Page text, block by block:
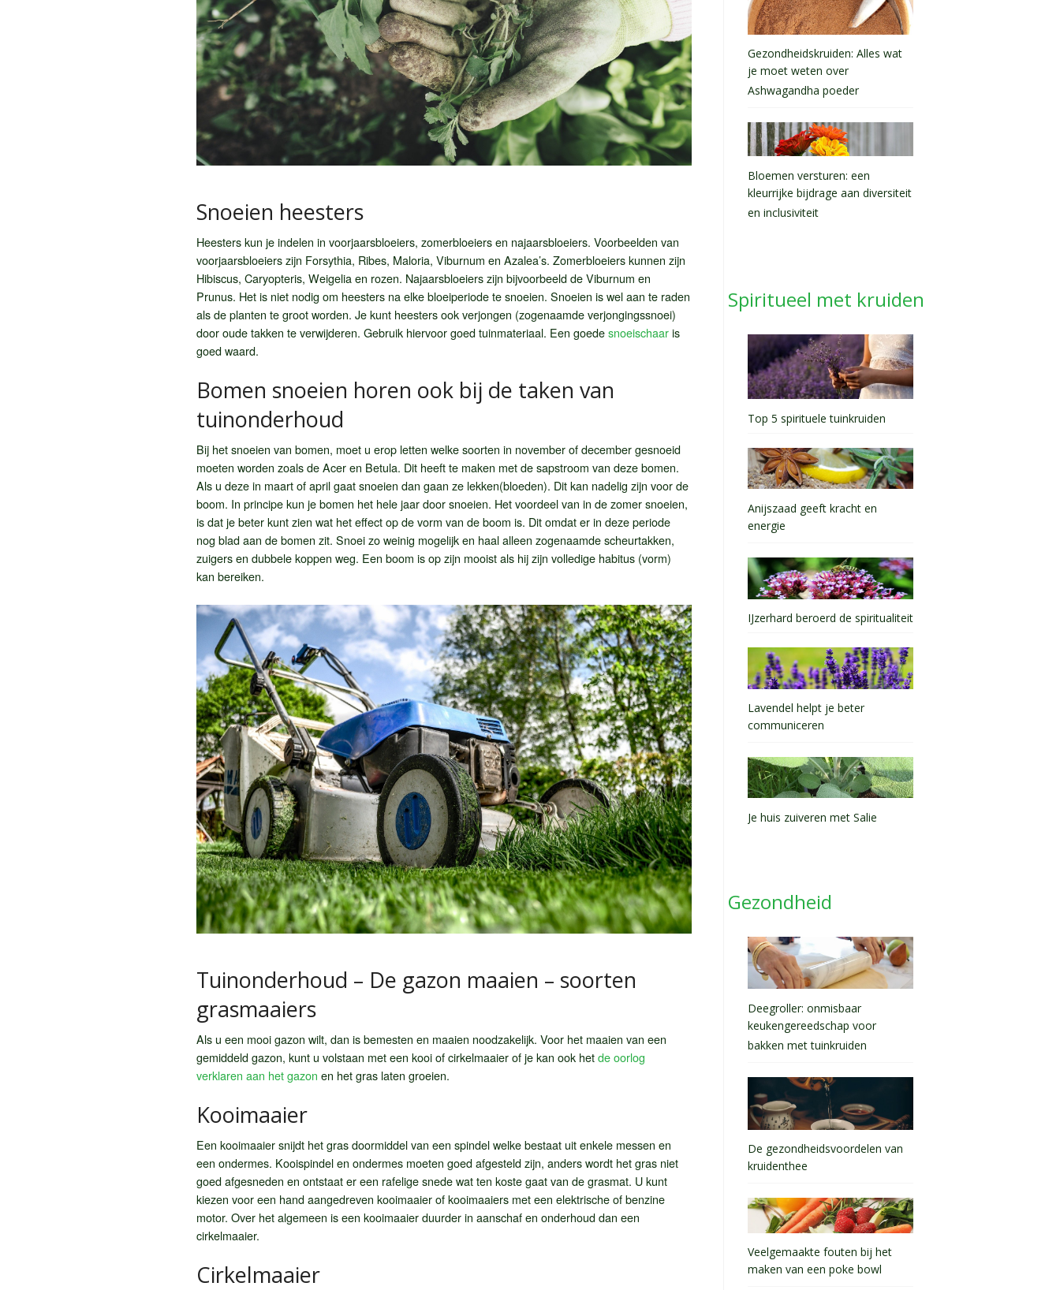
Snoeien heesters
Heesters kun je indelen in voorjaarsbloeiers, zomerbloeiers en najaarsbloeiers. Voorbeelden van
voorjaarsbloeiers zijn Forsythia, Ribes, Maloria, Viburnum en Azalea’s. Zomerbloeiers kunnen zijn
Hibiscus, Caryopteris, Weigelia en rozen. Najaarsbloeiers zijn bijvoorbeeld de Viburnum en
Prunus. Het is niet nodig om heesters na elke bloeiperiode te snoeien. Snoeien is wel aan te raden
als de planten te groot worden. Je kunt heesters ook verjongen (zogenaamde verjongingssnoei)
door oude takken te verwijderen. Gebruik hiervoor goed tuinmateriaal. Een goedesnoeischaaris
goed waard.
Bomen snoeien horen ook bij de taken van
tuinonderhoud
Bij het snoeien van bomen, moet u erop letten welke soorten in november of december gesnoeid
moeten worden zoals de Acer en Betula. Dit heeft te maken met de sapstroom van deze bomen.
Als u deze in maart of april gaat snoeien dan gaan ze lekken(bloeden). Dit kan nadelig zijn voor de
boom. In principe kun je bomen het hele jaar door snoeien. Het voordeel van in de zomer snoeien,
is dat je beter kunt zien wat het effect op de vorm van de boom is. Dit omdat er in deze periode
nog blad aan de bomen zit. Snoei zo weinig mogelijk en haal alleen zogenaamde scheurtakken,
zuigers en dubbele koppen weg. Een boom is op zijn mooist als hij zijn volledige habitus (vorm)
kan bereiken.
Tuinonderhoud – De gazon maaien – soorten
grasmaaiers
Als u een mooi gazon wilt, dan is bemesten en maaien noodzakelijk. Voor het maaien van een
gemiddeld gazon, kunt u volstaan met een kooi of cirkelmaaier of je kan ook hetde oorlog
verklaren aan het gazon en het gras laten groeien.
Kooimaaier
Een kooimaaier snijdt het gras doormiddel van een spindel welke bestaat uit enkele messen en
een ondermes. Kooispindel en ondermes moeten goed afgesteld zijn, anders wordt het gras niet
goed afgesneden en ontstaat er een rafelige snede wat ten koste gaat van de grasmat. U kunt
kiezen voor een hand aangedreven kooimaaier of kooimaaiers met een elektrische of benzine
motor. Over het algemeen is een kooimaaier duurder in aanschaf en onderhoud dan een
cirkelmaaier.
Cirkelmaaier
Gezondheidskruiden: Alles wat
je moet weten over
Ashwagandha poeder
Bloemen versturen: een
kleurrijke bijdrage aan diversiteit
en inclusiviteit
Spiritueel met kruiden
Top 5 spirituele tuinkruiden
Anijszaad geeft kracht en
energie
IJzerhard beroerd de spiritualiteit
Lavendel helpt je beter
communiceren
Je huis zuiveren met Salie
Gezondheid
Deegroller: onmisbaar
keukengereedschap voor
bakken met tuinkruiden
De gezondheidsvoordelen van
kruidenthee
Veelgemaakte fouten bij het
maken van een poke bowl